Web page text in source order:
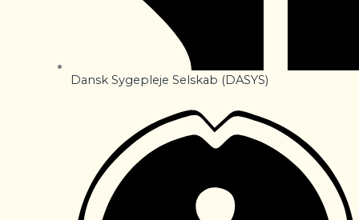
Dansk Sygepleje Selskab (DASYS)